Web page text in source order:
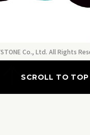
Co., Ltd. All Rights
SCROLL TO TOP